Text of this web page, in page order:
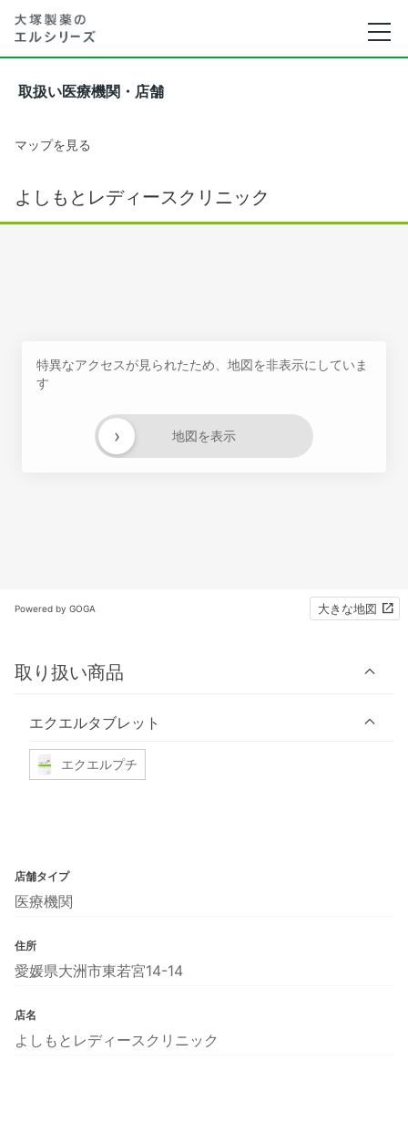
取扱い医療機関・店舗
マップを見る
よしもとレディースクリニック
特異なアクセスが見られたため、地図を非表示にしていま
す
地図を表示
›
Powered by GOGA 大きな地図
取り扱い商品
エクエルタブレット
エクエルプチ
店舗タイプ
医療機関
住所
愛媛県大洲市東若宮14-14
店名
よしもとレディースクリニック